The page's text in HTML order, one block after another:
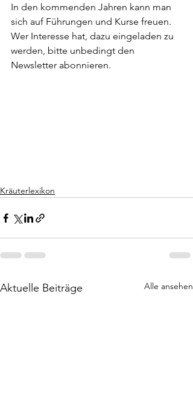
In den kommenden Jahren kann man
sich auf Führungen und Kurse freuen.
Wer Interesse hat, dazu eingeladen zu
werden, bitte unbedingt den
Newsletter abonnieren.
Kräuterlexikon
Aktuelle Beiträge Alle ansehen